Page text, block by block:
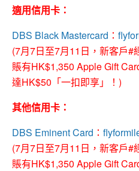
適用信用卡：
DBS Black Mastercard ：
(7月7日至7月11日，新客戶
賬有HK$1,350 Apple Gift
達HK$50「一扣即享」！)
其他信用卡：
DBS Eminent Card ：
(7月7日至7月11日，新客戶
賬有HK$1,350 Apple Gift